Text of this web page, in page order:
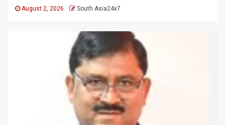
August 2, 2026 South Asia24x7